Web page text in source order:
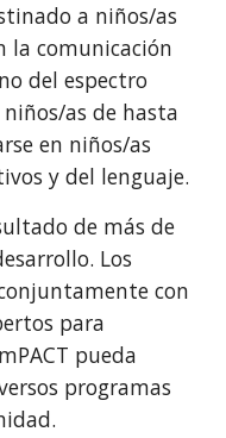
a niños/as
la comunicación
del espectro
as de hasta
en niños/as
y del lenguaje.
de más de
Los
con
para
pueda
programas